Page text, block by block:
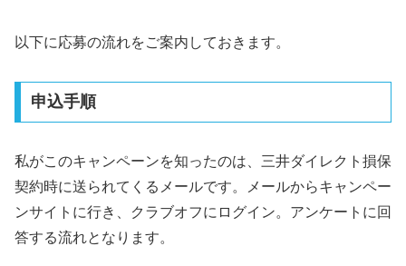
以下に応募の流れをご案内しておきます。
申込手順
私がこのキャンペーンを知ったのは、三井ダイレクト損保
契約時に送られてくるメールです。メールからキャンペー
ンサイトに行き、クラブオフにログイン。アンケートに回
答する流れとなります。